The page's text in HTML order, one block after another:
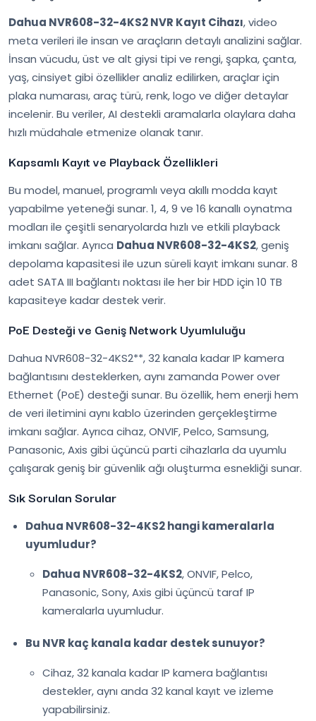
Dahua NVR608-32-4KS2 NVR Kayıt Cihazı, video
meta verileri ile insan ve araçların detaylı analizini sağlar.
İnsan vücudu, üst ve alt giysi tipi ve rengi, şapka, çanta,
yaş, cinsiyet gibi özellikler analiz edilirken, araçlar için
plaka numarası, araç türü, renk, logo ve diğer detaylar
incelenir. Bu veriler, AI destekli aramalarla olaylara daha
hızlı müdahale etmenize olanak tanır.
Kapsamlı Kayıt ve Playback Özellikleri
Bu model, manuel, programlı veya akıllı modda kayıt
yapabilme yeteneği sunar. 1, 4, 9 ve 16 kanallı oynatma
modları ile çeşitli senaryolarda hızlı ve etkili playback
imkanı sağlar. Ayrıca Dahua NVR608-32-4KS2, geniş
depolama kapasitesi ile uzun süreli kayıt imkanı sunar. 8
adet SATA III bağlantı noktası ile her bir HDD için 10 TB
kapasiteye kadar destek verir.
PoE Desteği ve Geniş Network Uyumluluğu
Dahua NVR608-32-4KS2**, 32 kanala kadar IP kamera
bağlantısını desteklerken, aynı zamanda Power over
Ethernet (PoE) desteği sunar. Bu özellik, hem enerji hem
de veri iletimini aynı kablo üzerinden gerçekleştirme
imkanı sağlar. Ayrıca cihaz, ONVIF, Pelco, Samsung,
Panasonic, Axis gibi üçüncü parti cihazlarla da uyumlu
çalışarak geniş bir güvenlik ağı oluşturma esnekliği sunar.
Sık Sorulan Sorular
Dahua NVR608-32-4KS2 hangi kameralarla
uyumludur?
Dahua NVR608-32-4KS2, ONVIF, Pelco,
Panasonic, Sony, Axis gibi üçüncü taraf IP
kameralarla uyumludur.
Bu NVR kaç kanala kadar destek sunuyor?
Cihaz, 32 kanala kadar IP kamera bağlantısı
destekler, aynı anda 32 kanal kayıt ve izleme
yapabilirsiniz.